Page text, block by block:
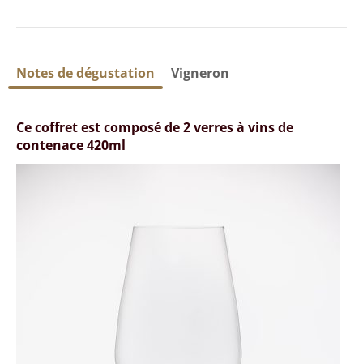
Notes de dégustation Vigneron
Ce coffret est composé de 2 verres à vins de
contenace 420ml